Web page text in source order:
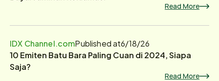
Read More
IDX Channel.comPublished at6/18/26
10 Emiten Batu Bara Paling Cuan di 2024, Siapa
Saja?
Read More